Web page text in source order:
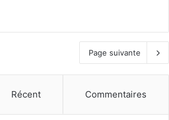
Page suivante
Récent Commentaires